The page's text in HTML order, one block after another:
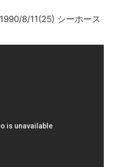
8/11(25) シーホース